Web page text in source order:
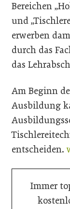
Bereichen
und
erwerben
durch das
das
Am Beginn
Ausbildung
entscheiden.
Immer